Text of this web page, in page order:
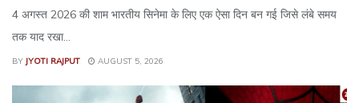
4 अगस्त 2026 की शाम भारतीय सिनेमा के लिए एक ऐसा दिन बन गई जिसे लंबे समय
तक याद रखा...
BY JYOTI RAJPUT AUGUST 5, 2026